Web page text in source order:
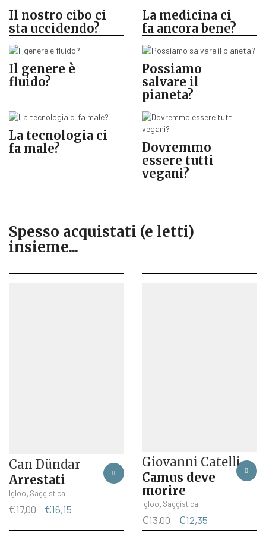
Il nostro cibo ci
sta uccidendo?
La medicina ci
fa ancora bene?
Il genere è
fluido?
Possiamo
salvare il
pianeta?
La tecnologia ci
fa male?
Dovremmo
essere tutti
vegani?
Spesso acquistati (e letti)
insieme...
Can Dündar
Arrestati
Igloo, Saggistica
€17,00
Il
€16,15
Giovanni Catelli
Camus deve
morire
Igloo, Saggistica
€13,00
Il
€12,35